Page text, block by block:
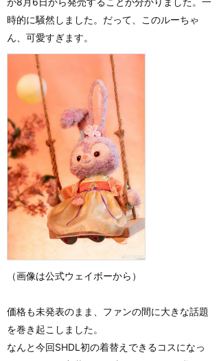
時的に騒然しました。だって、このルーちゃ
ん、可愛すぎます。
（画像は公式ウェイボーから）
価格も未発表のまま、ファンの間に大きな話題
を巻き起こしました。
なんと今回SHDL初の着替えできるコスになっ